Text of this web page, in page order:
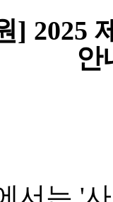
] 2025
안
서는 '